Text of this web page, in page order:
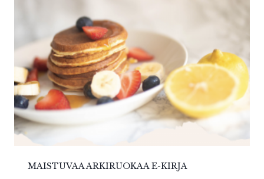
MAISTUVAA ARKIRUOKAA E-KIRJA